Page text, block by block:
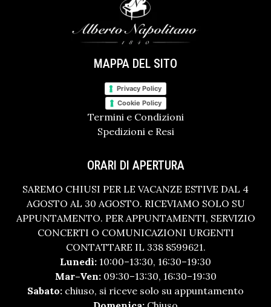
MAPPA DEL SITO
Privacy Policy
Cookie Policy
Termini e Condizioni
Spedizioni e Resi
ORARI DI APERTURA
SAREMO CHIUSI PER LE VACANZE ESTIVE DAL 4
AGOSTO AL 30 AGOSTO. RICEVIAMO SOLO SU
APPUNTAMENTO. PER APPUNTAMENTI, SERVIZIO
CONCERTI O COMUNICAZIONI URGENTI
CONTATTARE IL 338 8599621.
Lunedì: 10:00–13:30, 16:30–19:30
Mar–Ven:09:30–13:30, 16:30–19:30
Sabato: chiuso, si riceve solo su appuntamento